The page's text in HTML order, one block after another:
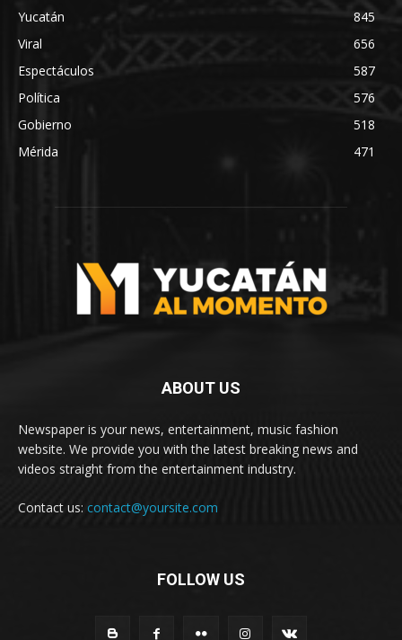
Yucatán
845
Viral
656
Espectáculos
587
Política
576
Gobierno
518
Mérida
471
ABOUT US
Newspaper is your news, entertainment, music fashion
website. We provide you with the latest breaking news and
videos straight from the entertainment industry.
Contact us: contact@yoursite.com
FOLLOW US